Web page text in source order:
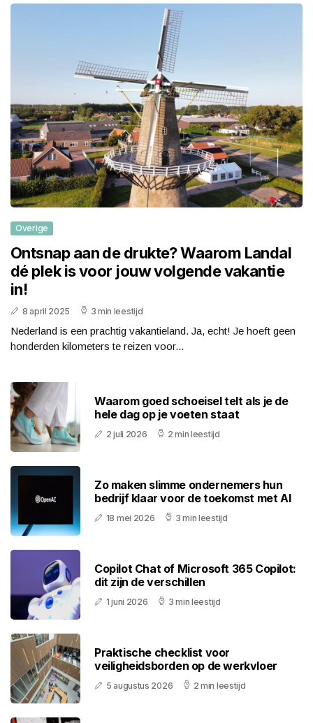
Overige
Ontsnap aan de drukte? Waarom Landal
dé plek is voor jouw volgende vakantie
in!
8 april 2025 3 min leestijd
Nederland is een prachtig vakantieland. Ja, echt! Je hoeft geen
honderden kilometers te reizen voor...
Waarom goed schoeisel telt als je de
hele dag op je voeten staat
2 juli 2026 2 min leestijd
Zo maken slimme ondernemers hun
bedrijf klaar voor de toekomst met AI
18 mei 2026 3 min leestijd
Copilot Chat of Microsoft 365 Copilot:
dit zijn de verschillen
1 juni 2026 3 min leestijd
Praktische checklist voor
veiligheidsborden op de werkvloer
5 augustus 2026 2 min leestijd